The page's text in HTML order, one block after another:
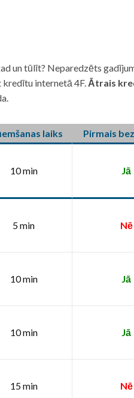
un tūlīt? Neparedzēts
internetā 4F. Ātrais
laiks Pirmais
10 min Jā
5 min Nē
10 min Jā
10 min Jā
15 min Nē